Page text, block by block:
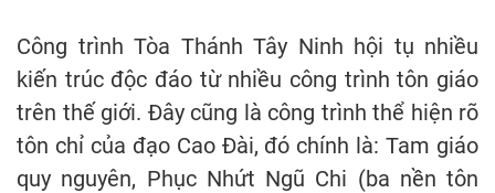
Công trình Tòa Thánh Tây Ninh hội tụ nhiều
kiến trúc độc đáo từ nhiều công trình tôn giáo
trên thế giới. Đây cũng là công trình thể hiện rõ
tôn chỉ của đạo Cao Đài, đó chính là: Tam giáo
quy nguyên, Phục Nhứt Ngũ Chi (ba nền tôn